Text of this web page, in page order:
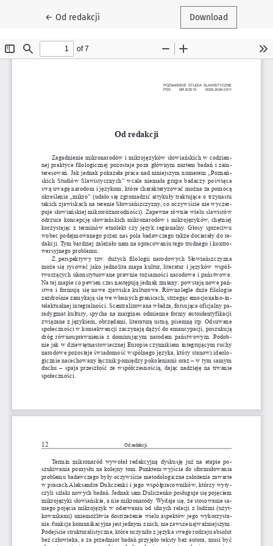
← Return to Article Details
Od redakcji Download